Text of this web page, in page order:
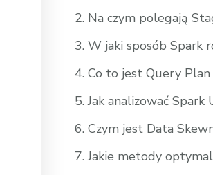
Na czym polegają
W jaki sposób Spark
Co to jest Query Plan
Jak analizować Spark
Czym jest Data
Jakie metody